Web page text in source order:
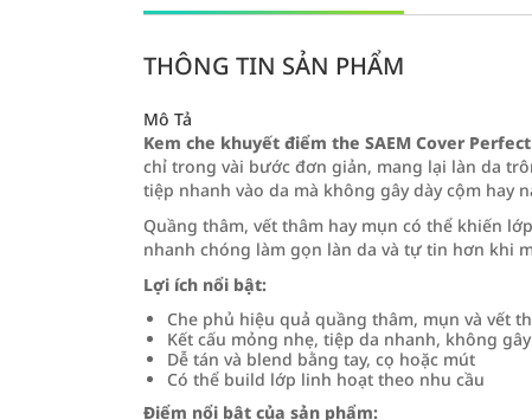
THÔNG TIN SẢN PHẨM
Mô Tả
Kem che khuyết điểm the SAEM Cover
chỉ trong vài bước đơn giản, mang lại làn da
tiệp nhanh vào da mà không gây dày cộm hay
Quầng thâm, vết thâm hay mụn có thể khiến
nhanh chóng làm gọn làn da và tự tin hơn khi
Lợi ích nổi bật:
Che phủ hiệu quả quầng thâm, mụn và vết
Kết cấu mỏng nhẹ, tiệp da nhanh, không
Dễ tán và blend bằng tay, cọ hoặc mút
Có thể build lớp linh hoạt theo nhu cầu
Điểm nổi bật của sản phẩm: